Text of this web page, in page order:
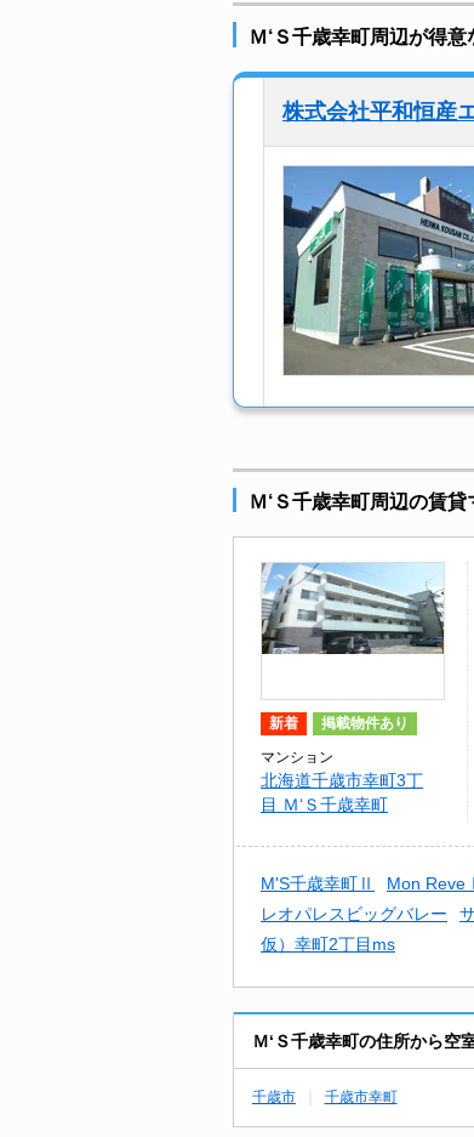
Ｍ‘Ｓ千歳幸町周辺が得
株式会社平和恒産
Ｍ‘Ｓ千歳幸町周辺の賃
新着 掲載物件あり
マンション
北海道千歳市幸町3丁
目 Ｍ‘Ｓ千歳幸町
M'S千歳幸町Ⅱ Mon ReveⅠ
レオパレスビッグバレー
仮）幸町2丁目ms
Ｍ‘Ｓ千歳幸町の住所から空
千歳市 千歳市幸町